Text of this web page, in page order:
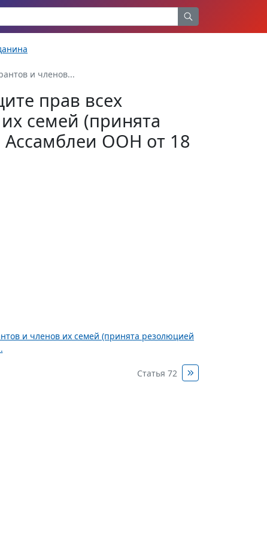
и членов...
прав всех
семей (принята
ООН от 18
и членов их семей (принята резолюцией
Статья 72